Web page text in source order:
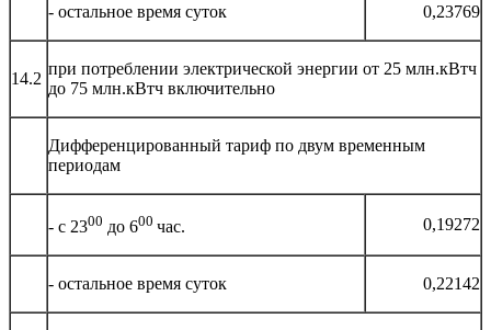
- остальное время суток 0,23769
14.2
при потреблении электрической энергии от 25 млн.кВтч
до 75 млн.кВтч включительно
Дифференцированный тариф по двум временным
периодам
- с 2300 до 600 час. 0,19272
- остальное время суток 0,22142